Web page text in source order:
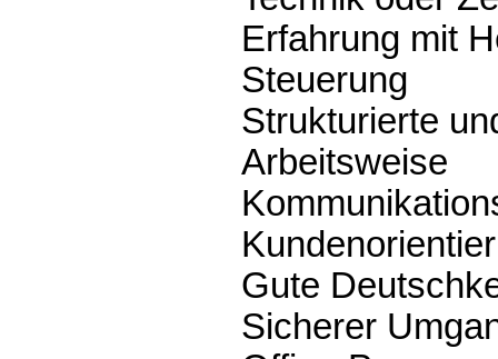
Erfahrung mit
Steuerung
Strukturierte
Arbeitsweise
Gute
Sicherer